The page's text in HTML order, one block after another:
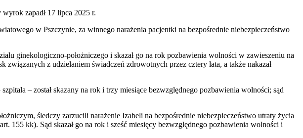
zapadł 17 lipca 2025 r.
w Pszczynie, za winnego narażenia pacjentki na bezpośrednie niebezpieczeństwo
ginekologiczno-położniczego i skazał go na rok pozbawienia wolności w zawieszeniu na
z udzielaniem świadczeń zdrowotnych przez cztery lata, a także nakazał
– został skazany na rok i trzy miesiące bezwzględnego pozbawienia wolności; sąd
śledczy zarzucili narażenie Izabeli na bezpośrednie niebezpieczeństwo utraty życia
kk). Sąd skazał go na rok i sześć miesięcy bezwzględnego pozbawienia wolności i